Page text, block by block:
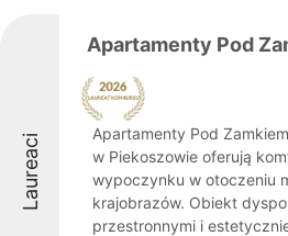
Laureaci
Apartamenty Pod
Apartamenty Pod
w Piekoszowie oferują
wypoczynku w otoczeniu
krajobrazów. Obiekt
przestronnymi i